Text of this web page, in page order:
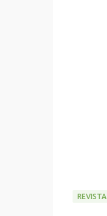
REVISTA